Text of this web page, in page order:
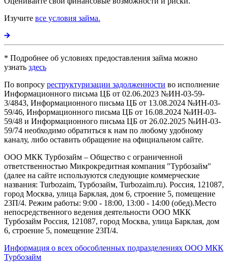
Изучите все условия займа.
* Подробнее об условиях предоставления займа можно
узнать здесь
По вопросу реструктуризации задолженности во исполнение
Информационного письма ЦБ от 02.06.2023 №ИН-03-59-
3/4843, Информационного письма ЦБ от 13.08.2024 №ИН-03-
59/46, Информационного письма ЦБ от 16.08.2024 №ИН-03-
59/48 и Информационного письма ЦБ от 26.02.2025 №ИН-03-
59/74 необходимо обратиться к нам по любому удобному
каналу, либо оставить обращение на официальном сайте.
ООО МКК Турбозайм – Общество с ограниченной
ответственностью Микрокредитная компания "Турбозайм"
(далее на сайте используются следующие коммерческие
названия: Turbozaim, Турбозайм, Turbozaim.ru). Россия, 121087,
город Москва, улица Барклая, дом 6, строение 5, помещение
23П/4. Режим работы: 9:00 - 18:00, 13:00 - 14:00 (обед).Место
непосредственного ведения деятельности ООО МКК
Турбозайм Россия, 121087, город Москва, улица Барклая, дом
6, строение 5, помещение 23П/4.
Информация о всех обособленных подразделениях ООО МКК
Турбозайм